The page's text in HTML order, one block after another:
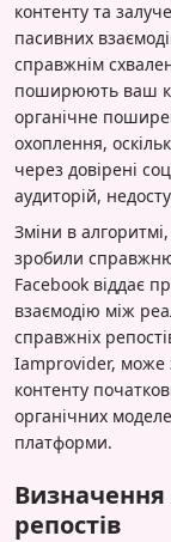
контенту та
пасивних
справжнім
поширюють ваш
органічне
охоплення,
через довірені
аудиторій,
Зміни в
зробили
Facebook віддає
взаємодію між
справжніх
Iamprovider, може
контенту
органічних
платформи.
Визначення
репостів